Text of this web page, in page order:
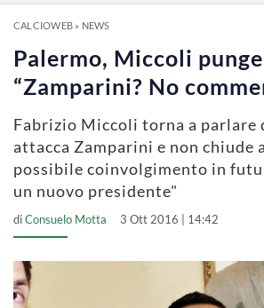
CALCIOWEB» NEWS
Palermo, Miccoli
“Zamparini? No
Fabrizio Miccoli torna a parlare
attacca Zamparini e non chiude
possibile coinvolgimento in
un nuovo presidente"
diConsuelo Motta 3 Ott 2016 | 14:42